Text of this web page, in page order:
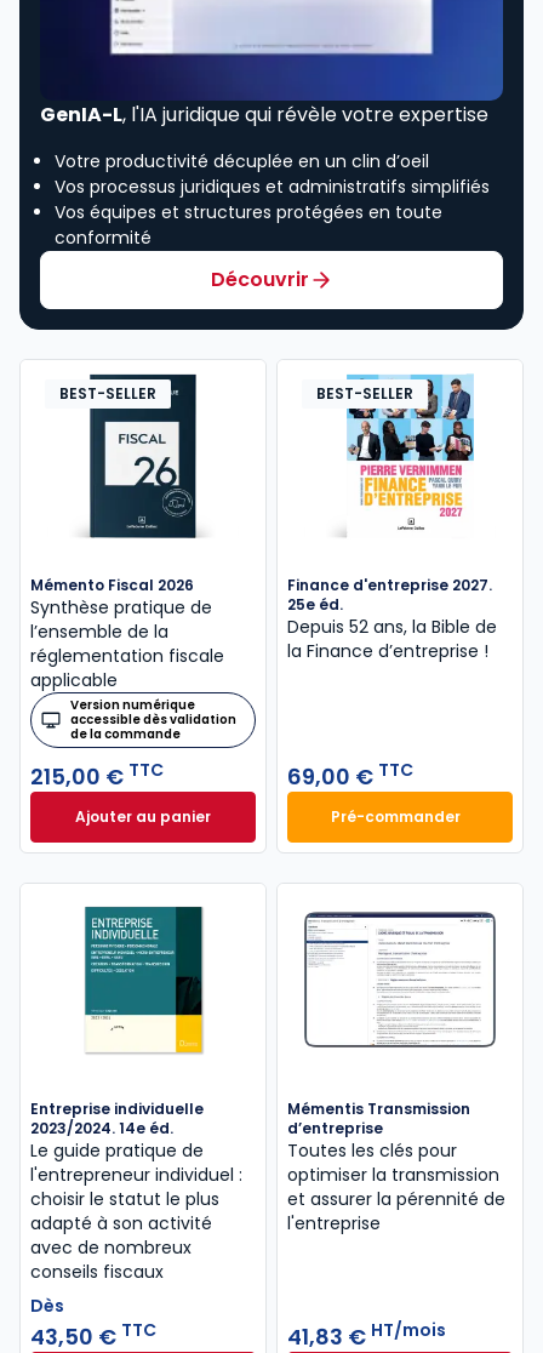
GenIA-L, l'IA juridique qui révèle votre expertise
Votre productivité décuplée en un clin d’oeil
Vos processus juridiques et administratifs simplifiés
Vos équipes et structures protégées en toute
conformité
Découvrir
BEST-SELLER
Mémento Fiscal 2026
Synthèse pratique de
l’ensemble de la
réglementation fiscale
applicable
Version numérique
accessible dès validation
de la commande
215,00 € TTC
Ajouter au panierMémento Fiscal 2026 à 215,00 € TTC
BEST-SELLER
Finance d'entreprise 2027.
25e éd.
Depuis 52 ans, la Bible de
la Finance d’entreprise​ !
69,00 € TTC
Pré-commander
Finance
Entreprise individuelle
2023/2024. 14e éd.
Le guide pratique de
l'entrepreneur individuel :
choisir le statut le plus
adapté à son activité
avec de nombreux
conseils fiscaux
Dès
43,50 € TTC
Mémentis Transmission
d’entreprise
Toutes les clés pour
optimiser la transmission
et assurer la pérennité de
l'entreprise
41,83 € HT/mois